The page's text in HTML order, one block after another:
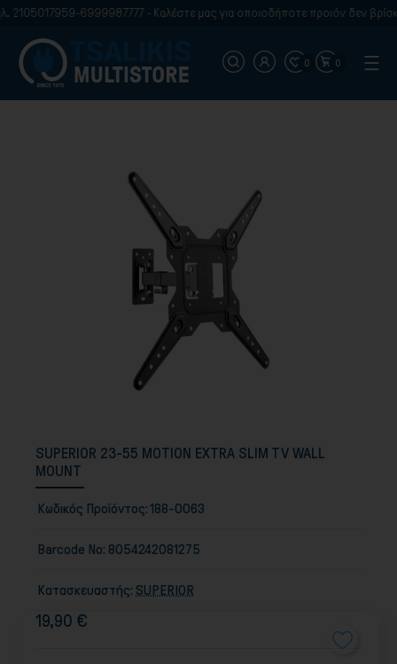
6999987777 - Καλέστε μας για οποιοδήποτε προιόν δεν
0 0
SUPERIOR 23-55 MOTION EXTRA SLIM TV WALL
MOUNT
Κωδικός Προϊόντος:188-0063
Barcode No: 8054242081275
Κατασκευαστής: SUPERIOR
19,90 €